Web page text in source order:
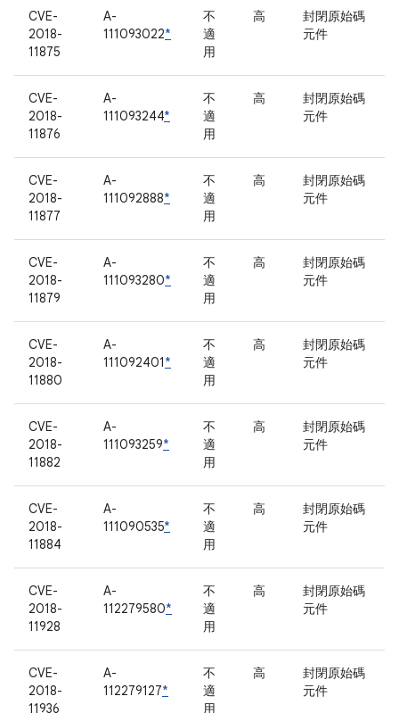
CVE-
2018-
11875
A-
111093022*
不
適
用
高
封閉原始碼
元件
CVE-
2018-
11876
A-
111093244*
不
適
用
高
封閉原始碼
元件
CVE-
2018-
11877
A-
111092888*
不
適
用
高
封閉原始碼
元件
CVE-
2018-
11879
A-
111093280*
不
適
用
高
封閉原始碼
元件
CVE-
2018-
11880
A-
111092401*
不
適
用
高
封閉原始碼
元件
CVE-
2018-
11882
A-
111093259*
不
適
用
高
封閉原始碼
元件
CVE-
2018-
11884
A-
111090535*
不
適
用
高
封閉原始碼
元件
CVE-
2018-
11928
A-
112279580*
不
適
用
高
封閉原始碼
元件
CVE-
2018-
11936
A-
112279127*
不
適
用
高
封閉原始碼
元件